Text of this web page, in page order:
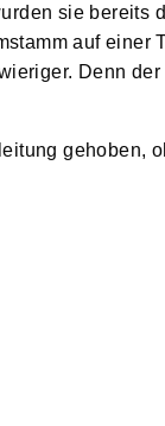
sie bereits
auf
Denn
gehoben,